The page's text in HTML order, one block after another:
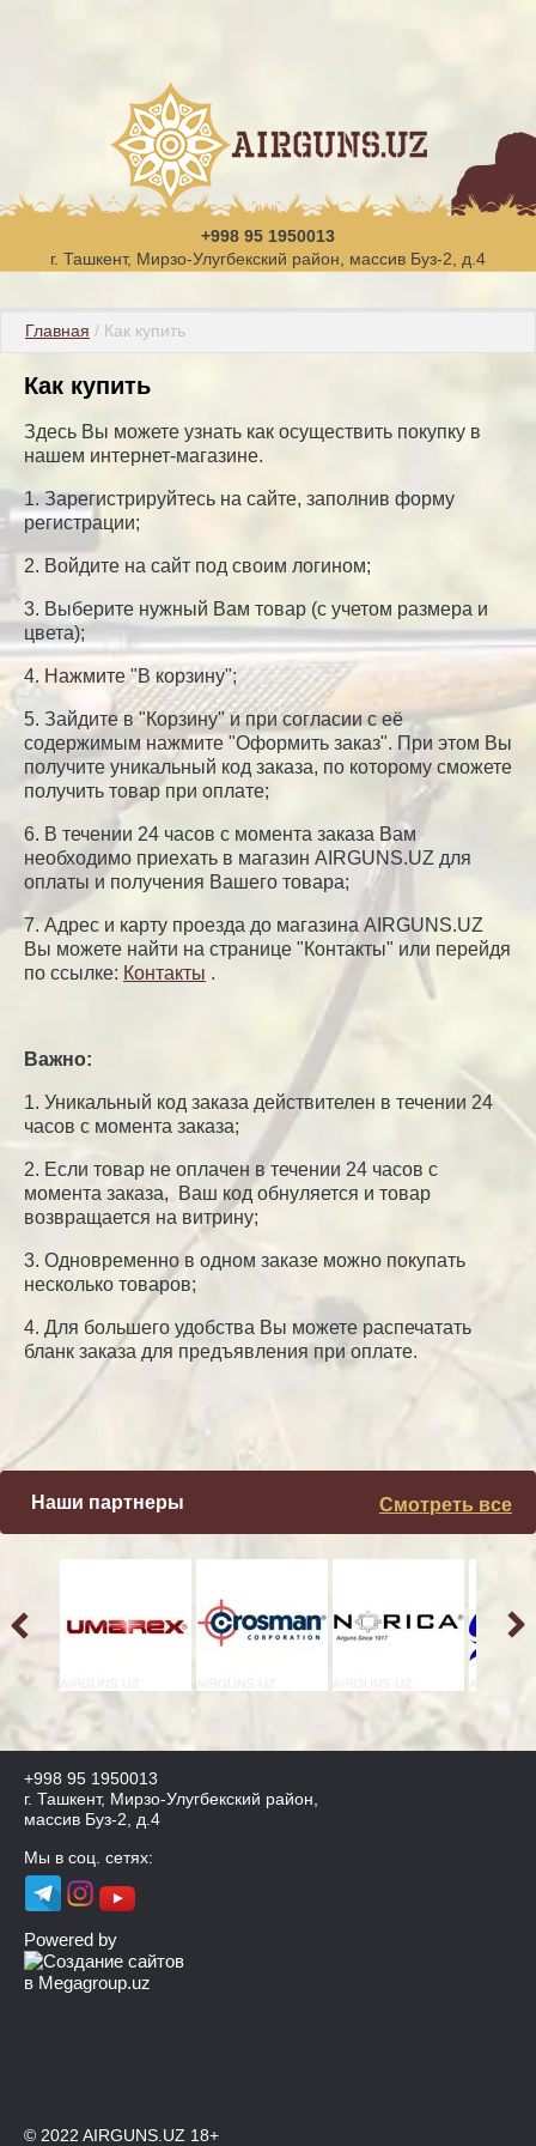
+998 95 1950013
г. Ташкент, Мирзо-Улугбекский район, массив Буз-2, д.4
Главная / Как купить
Как купить
Здесь Вы можете узнать как осуществить покупку в
нашем интернет-магазине.
1. Зарегистрируйтесь на сайте, заполнив форму
регистрации;
2. Войдите на сайт под своим логином;
3. Выберите нужный Вам товар (с учетом размера и
цвета);
4. Нажмите "В корзину";
5. Зайдите в "Корзину" и при согласии с её
содержимым нажмите "Оформить заказ". При этом Вы
получите уникальный код заказа, по которому сможете
получить товар при оплате;
6. В течении 24 часов с момента заказа Вам
необходимо приехать в магазин AIRGUNS.UZ для
оплаты и получения Вашего товара;
7. Адрес и карту проезда до магазина AIRGUNS.UZ
Вы можете найти на странице "Контакты" или перейдя
по ссылке: Контакты .
Важно:
1. Уникальный код заказа действителен в течении 24
часов с момента заказа;
2. Если товар не оплачен в течении 24 часов с
момента заказа, Ваш код обнуляется и товар
возвращается на витрину;
3. Одновременно в одном заказе можно покупать
несколько товаров;
4. Для большего удобства Вы можете распечатать
бланк заказа для предъявления при оплате.
Наши партнеры Смотреть все
+998 95 1950013
г. Ташкент, Мирзо-Улугбекский район,
массив Буз-2, д.4
Мы в соц. сетях:
Powered by
© 2022 AIRGUNS.UZ 18+